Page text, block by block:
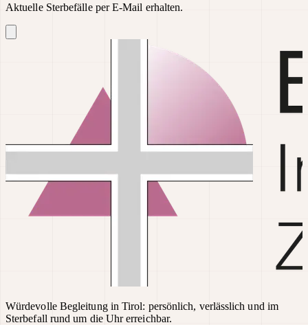
Aktuelle Sterbefälle per E-Mail erhalten.
Würdevolle Begleitung in Tirol: persönlich, verlässlich und im
Sterbefall rund um die Uhr erreichbar.